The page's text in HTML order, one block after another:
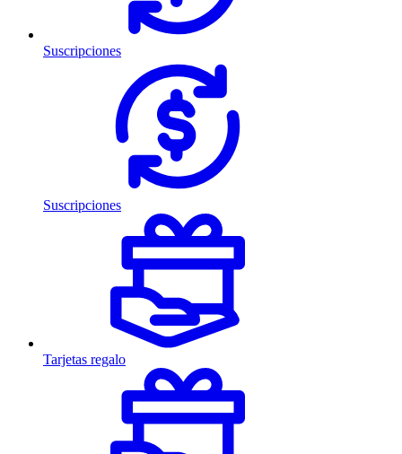
Suscripciones
Suscripciones
Tarjetas regalo